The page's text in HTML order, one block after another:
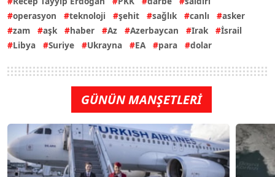
operasyon
teknoloji şehit sağlık canlı
asker
zam
aşk haber Az Azerbaycan Irak
İsrail
Libya
Suriye Ukrayna EA para dolar
GÜNÜN MANŞETLERİ